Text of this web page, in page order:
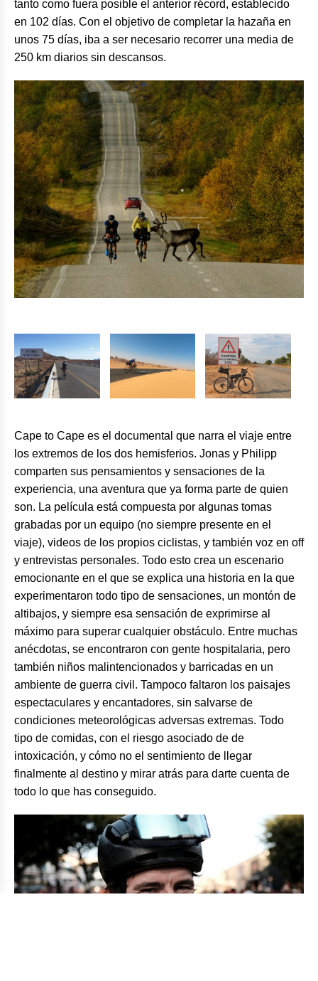
tanto como fuera posible el anterior récord, establecido
en 102 días. Con el objetivo de completar la hazaña en
unos 75 días, iba a ser necesario recorrer una media de
250 km diarios sin descansos.
Cape to Cape es el documental que narra el viaje entre
los extremos de los dos hemisferios. Jonas y Philipp
comparten sus pensamientos y sensaciones de la
experiencia, una aventura que ya forma parte de quien
son. La película está compuesta por algunas tomas
grabadas por un equipo (no siempre presente en el
viaje), videos de los propios ciclistas, y también voz en off
y entrevistas personales. Todo esto crea un escenario
emocionante en el que se explica una historia en la que
experimentaron todo tipo de sensaciones, un montón de
altibajos, y siempre esa sensación de exprimirse al
máximo para superar cualquier obstáculo. Entre muchas
anécdotas, se encontraron con gente hospitalaria, pero
también niños malintencionados y barricadas en un
ambiente de guerra civil. Tampoco faltaron los paisajes
espectaculares y encantadores, sin salvarse de
condiciones meteorológicas adversas extremas. Todo
tipo de comidas, con el riesgo asociado de de
intoxicación, y cómo no el sentimiento de llegar
finalmente al destino y mirar atrás para darte cuenta de
todo lo que has conseguido.